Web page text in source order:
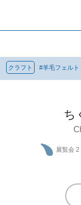
クラフト #羊毛フェルト
ち
展覧会 2